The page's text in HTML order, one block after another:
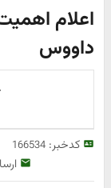
اعلام
داووس
کدخبر:166534